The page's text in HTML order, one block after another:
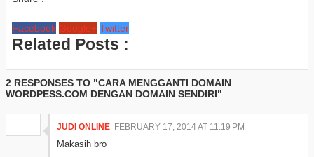
Facebook Google+ Twitter
Related Posts :
2 RESPONSES TO "CARA MENGGANTI DOMAIN
WORDPESS.COM DENGAN DOMAIN SENDIRI"
JUDI ONLINE FEBRUARY 17, 2014 AT 11:19 PM
Makasih bro